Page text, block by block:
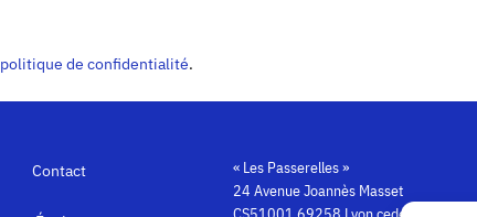
politique de confidentialité.
Contact
« Les Passerelles »
24 Avenue Joannès Masset